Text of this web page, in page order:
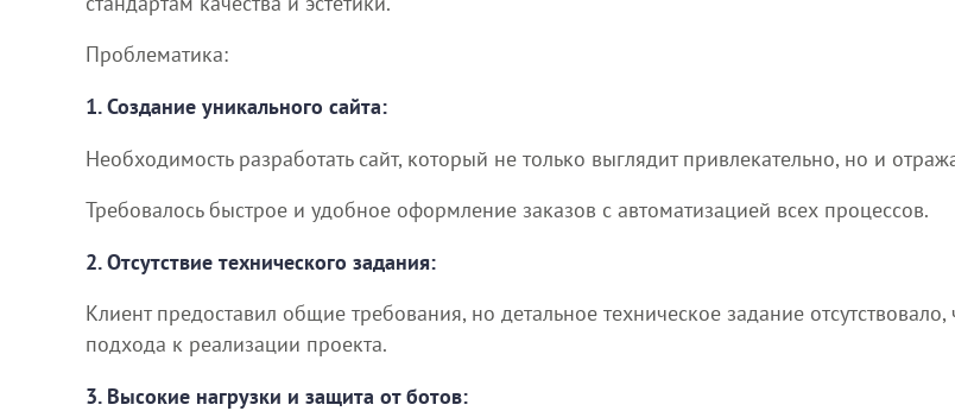
Проблематика:
1. Создание уникального сайта:
Необходимость разработать сайт, который не только выглядит привлекательно, но и
Требовалось быстрое и удобное оформление заказов с автоматизацией всех процессов.
2. Отсутствие технического задания:
Клиент предоставил общие требования, но детальное техническое задание
подхода к реализации проекта.
3. Высокие нагрузки и защита от ботов: